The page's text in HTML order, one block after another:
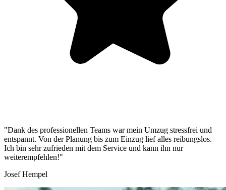
"Dank des professionellen Teams war mein Umzug stressfrei und
entspannt. Von der Planung bis zum Einzug lief alles reibungslos.
Ich bin sehr zufrieden mit dem Service und kann ihn nur
weiterempfehlen!"
Josef Hempel